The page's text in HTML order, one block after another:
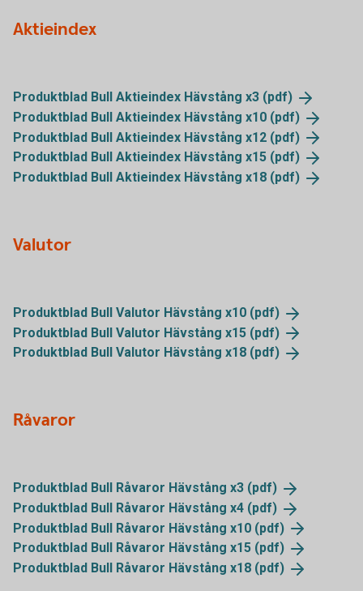
Aktieindex
Produktblad Bull Aktieindex Hävstång x3 (pdf)
Produktblad Bull Aktieindex Hävstång x10 (pdf)
Produktblad Bull Aktieindex Hävstång x12 (pdf)
Produktblad Bull Aktieindex Hävstång x15 (pdf)
Produktblad Bull Aktieindex Hävstång x18 (pdf)
Valutor
Produktblad Bull Valutor Hävstång x10 (pdf)
Produktblad Bull Valutor Hävstång x15 (pdf)
Produktblad Bull Valutor Hävstång x18 (pdf)
Råvaror
Produktblad Bull Råvaror Hävstång x3 (pdf)
Produktblad Bull Råvaror Hävstång x4 (pdf)
Produktblad Bull Råvaror Hävstång x10 (pdf)
Produktblad Bull Råvaror Hävstång x15 (pdf)
Produktblad Bull Råvaror Hävstång x18 (pdf)